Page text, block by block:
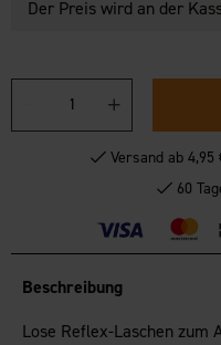
Der Preis wird an der
Versand ab 4,95
60
Beschreibung
Lose Reflex-Laschen zum